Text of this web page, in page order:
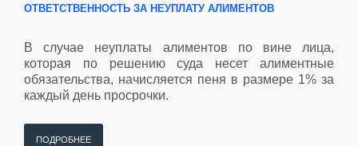
ОТВЕТСТВЕННОСТЬ ЗА НЕУПЛАТУ АЛИМЕНТОВ
В случае неуплаты алиментов по вине лица,
которая по решению суда несет алиментные
обязательства, начисляется пеня в размере 1% за
каждый день просрочки.
ПОДРОБНЕЕ